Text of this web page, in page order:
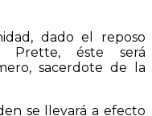
dado el reposo
Prette, éste será
sacerdote de la
se llevará a efecto